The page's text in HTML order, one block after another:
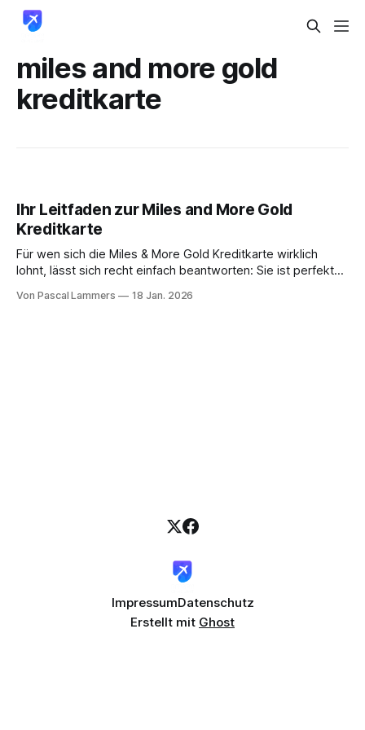
miles and more gold
kreditkarte
Ihr Leitfaden zur Miles and More Gold
Kreditkarte
Für wen sich die Miles & More Gold Kreditkarte wirklich
lohnt, lässt sich recht einfach beantworten: Sie ist perfekt
sind und das Maximum aus dem Vielfliegerprogramm
Von Pascal Lammers 18 Jan. 2026
ImpressumDatenschutz
Erstellt mit Ghost